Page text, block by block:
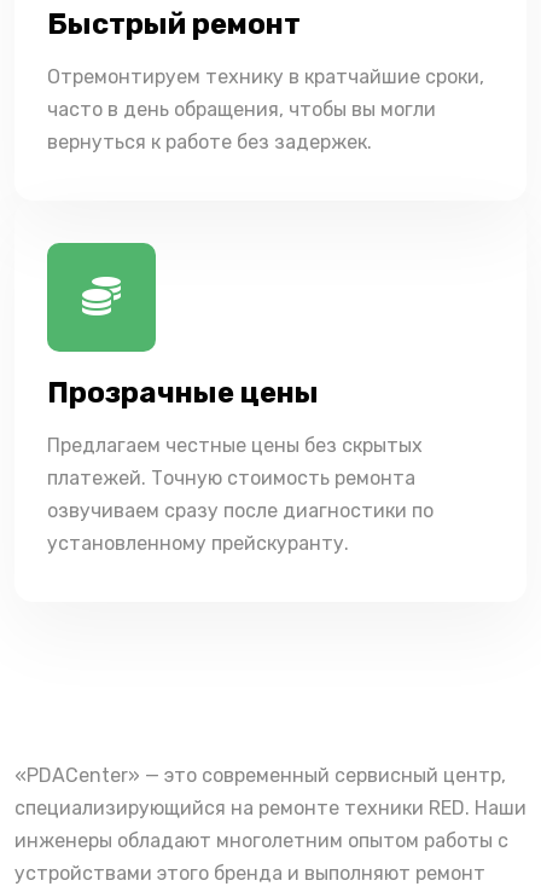
Быстрый ремонт
Отремонтируем технику в кратчайшие сроки,
часто в день обращения, чтобы вы могли
вернуться к работе без задержек.
Прозрачные цены
Предлагаем честные цены без скрытых
платежей. Точную стоимость ремонта
озвучиваем сразу после диагностики по
установленному прейскуранту.
«PDACenter» — это современный сервисный центр,
специализирующийся на ремонте техники RED. Наши
инженеры обладают многолетним опытом работы с
устройствами этого бренда и выполняют ремонт